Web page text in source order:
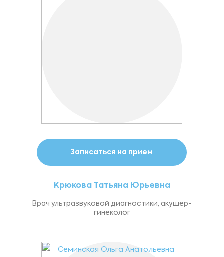
Записаться на прием
Крюкова Татьяна Юрьевна
Врач ультразвуковой диагностики, акушер-
гинеколог